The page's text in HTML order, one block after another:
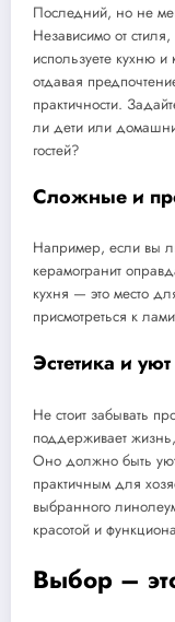
Последний, но не
Независимо от
используете кухню
отдавая
практичности.
ли дети или
гостей?
Сложные и
Например, если вы
керамогранит
кухня — это место
присмотреться к
Эстетика и уют
Не стоит забывать
поддерживает
Оно должно быть
практичным для
выбранного
красотой и
Выбор –